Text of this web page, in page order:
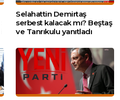
Selahattin Demirtaş
serbest kalacak mı? Beştaş
ve Tanrıkulu yanıtladı